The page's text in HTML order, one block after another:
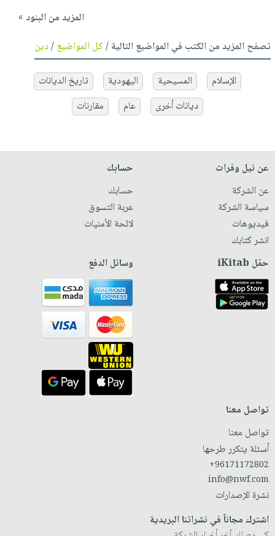
المزيد من البنود »
تصفح المزيد من الكتب في المواضيع التالية /كل المواضيع/دين
الإسلام المسيحية اليهودية
تاريخ الديانات
ديانات أخرى
عام مقارنات
عن نيل وفرات
عن الشركة
سياسة الشركة
فيديوهات
انشر كتابك
حسابك
حسابك
عربة التسوق
لائحة الأمنيات
حمّل iKitab وسائل الدفع
تواصل معنا
تواصل معنا
أسئلة يتكرر طرحها
+96171172802
info@nwf.com
نشرة الإصدارات
اشترك مجاناً في نشراتنا البريدية